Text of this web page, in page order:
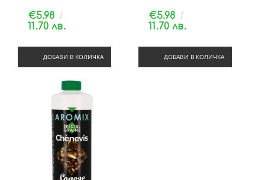
€5.98
11.70 лв.
ДОБАВИ В КОЛИЧКА
€5.98
11.70 лв.
ДОБАВИ В КОЛИЧКА